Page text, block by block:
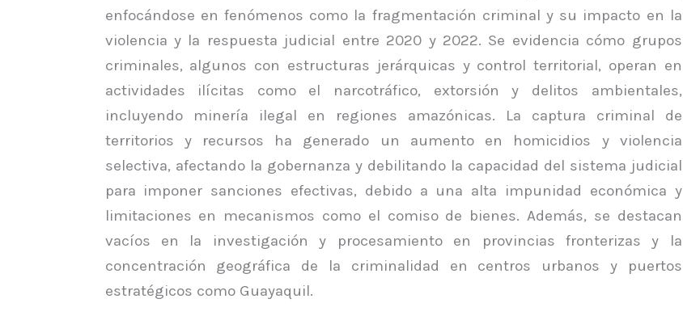
enfocándose en fenómenos como la fragmentación criminal y su impacto en la
violencia y la respuesta judicial entre 2020 y 2022. Se evidencia cómo grupos
criminales, algunos con estructuras jerárquicas y control territorial, operan en
actividades ilícitas como el narcotráfico, extorsión y delitos ambientales,
incluyendo minería ilegal en regiones amazónicas. La captura criminal de
territorios y recursos ha generado un aumento en homicidios y violencia
selectiva, afectando la gobernanza y debilitando la capacidad del sistema judicial
para imponer sanciones efectivas, debido a una alta impunidad económica y
limitaciones en mecanismos como el comiso de bienes. Además, se destacan
vacíos en la investigación y procesamiento en provincias fronterizas y la
concentración geográfica de la criminalidad en centros urbanos y puertos
estratégicos como Guayaquil.